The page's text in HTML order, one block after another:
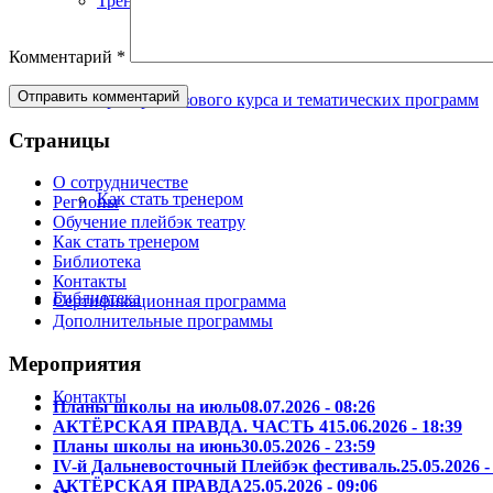
Тренеры базового курса и тематических программ
Как стать тренером
Библиотека
Контакты
Комментарий *
Страницы
О сотрудничестве
Регионы
Обучение плейбэк театру
Как стать тренером
Библиотека
Контакты
Сертификационная программа
Дополнительные программы
Мероприятия
Планы школы на июль08.07.2026 - 08:26
АКТЁРСКАЯ ПРАВДА. ЧАСТЬ 415.06.2026 - 18:39
Планы школы на июнь30.05.2026 - 23:59
IV-й Дальневосточный Плейбэк фестиваль.25.05.2026
АКТЁРСКАЯ ПРАВДА25.05.2026 - 09:06